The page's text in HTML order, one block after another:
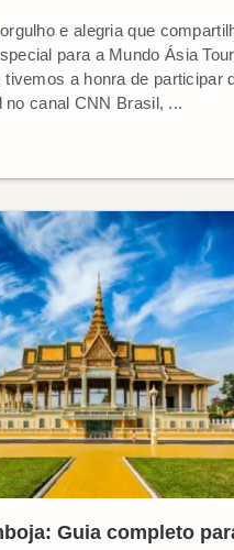
e alegria que
para a Mundo Ásia
tivemos a honra de participar
no canal CNN Brasil, ...
Guia completo